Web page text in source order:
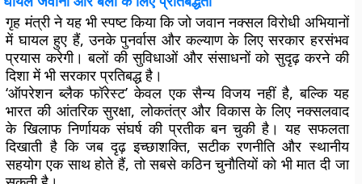
गृह मंत्री ने यह भी स्पष्ट किया कि जो जवान नक्सल विरोधी अभियानों
में घायल हुए हैं, उनके पुनर्वास और कल्याण के लिए सरकार हरसंभव
प्रयास करेगी। बलों की सुविधाओं और संसाधनों को सुदृढ़ करने की
दिशा में भी सरकार प्रतिबद्ध है।
‘ऑपरेशन ब्लैक फॉरेस्ट’ केवल एक सैन्य विजय नहीं है, बल्कि यह
भारत की आंतरिक सुरक्षा, लोकतंत्र और विकास के लिए नक्सलवाद
के खिलाफ निर्णायक संघर्ष की प्रतीक बन चुकी है। यह सफलता
दिखाती है कि जब दृढ़ इच्छाशक्ति, सटीक रणनीति और स्थानीय
सहयोग एक साथ होते हैं, तो सबसे कठिन चुनौतियों को भी मात दी जा